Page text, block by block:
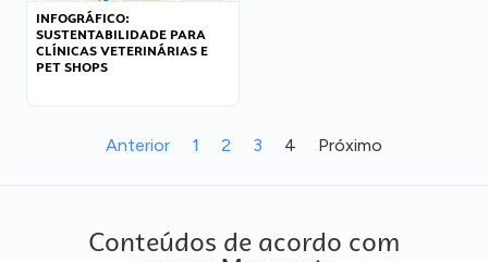
INFOGRÁFICO:
SUSTENTABILIDADE PARA
CLÍNICAS VETERINÁRIAS E
PET SHOPS
Anterior 1 2 3 4 Próximo
Conteúdos de acordo com